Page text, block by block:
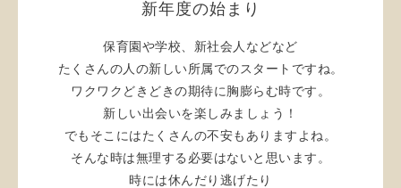
新年度の始まり
保育園や学校、新社会人などなど
たくさんの人の新しい所属でのスタートですね。
ワクワクどきどきの期待に胸膨らむ時です。
新しい出会いを楽しみましょう！
でもそこにはたくさんの不安もありますよね。
そんな時は無理する必要はないと思います。
時には休んだり逃げたり